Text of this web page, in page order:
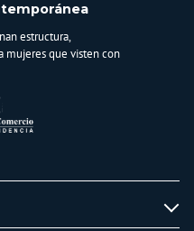
estructura,
mujeres que visten con